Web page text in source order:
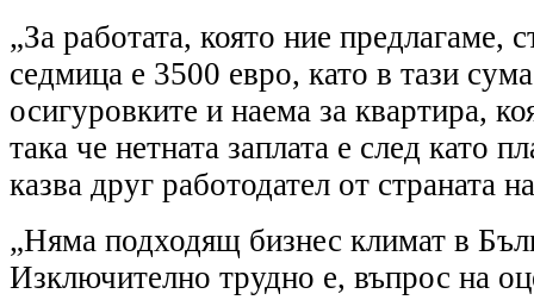
„За работата, която ние предлагаме,
седмица е 3500 евро, като в тази
осигуровките и наема за квартира,
така че нетната заплата е след като
казва друг работодател от страната
„Няма подходящ бизнес климат в
Изключително трудно е, въпрос на